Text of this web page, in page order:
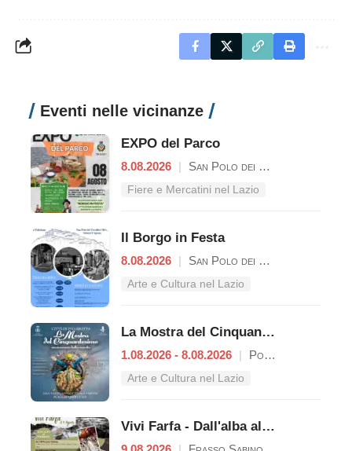
Eventi nelle vicinanze
EXPO del Parco
8.08.2026 | San Polo dei Cavalieri
Fiere e Mercatini nel Lazio
Il Borgo in Festa
8.08.2026 | San Polo dei Cavalieri
Arte e Cultura nel Lazio
La Mostra del Cinquantesimo
1.08.2026 - 8.08.2026 | Poggio Mirteto
Arte e Cultura nel Lazio
Vivi Farfa - Dall'alba al tramonto